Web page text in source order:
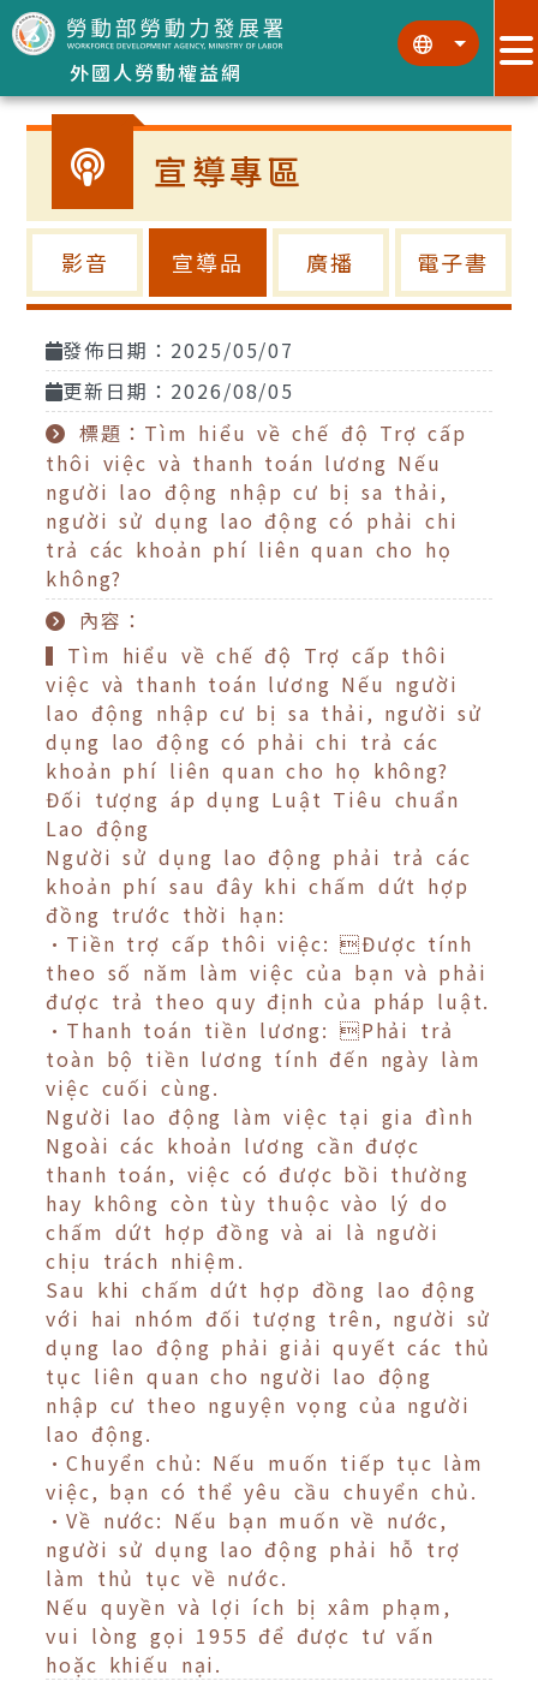
跳到主要內容區塊
外國人勞動權益網
::: :::
宣導專區
影音 宣導品 廣播 電子書
發佈日期：2025/05/07
更新日期：2026/08/05
標題：Tìm hiểu về chế độ Trợ cấp
thôi việc và thanh toán lương Nếu
người lao động nhập cư bị sa thải,
người sử dụng lao động có phải chi
trả các khoản phí liên quan cho họ
không?
內容：
▍Tìm hiểu về chế độ Trợ cấp thôi
việc và thanh toán lương Nếu người
lao động nhập cư bị sa thải, người sử
dụng lao động có phải chi trả các
khoản phí liên quan cho họ không?
Đối tượng áp dụng Luật Tiêu chuẩn
Lao động
Người sử dụng lao động phải trả các
khoản phí sau đây khi chấm dứt hợp
đồng trước thời hạn:
•Tiền trợ cấp thôi việc: Được tính
theo số năm làm việc của bạn và phải
được trả theo quy định của pháp luật.
•Thanh toán tiền lương: Phải trả
toàn bộ tiền lương tính đến ngày làm
việc cuối cùng.
Người lao động làm việc tại gia đình
Ngoài các khoản lương cần được
thanh toán, việc có được bồi thường
hay không còn tùy thuộc vào lý do
chấm dứt hợp đồng và ai là người
chịu trách nhiệm.
Sau khi chấm dứt hợp đồng lao động
với hai nhóm đối tượng trên, người sử
dụng lao động phải giải quyết các thủ
tục liên quan cho người lao động
nhập cư theo nguyện vọng của người
lao động.
•Chuyển chủ: Nếu muốn tiếp tục làm
việc, bạn có thể yêu cầu chuyển chủ.
•Về nước: Nếu bạn muốn về nước,
người sử dụng lao động phải hỗ trợ
làm thủ tục về nước.
Nếu quyền và lợi ích bị xâm phạm,
vui lòng gọi 1955 để được tư vấn
hoặc khiếu nại.